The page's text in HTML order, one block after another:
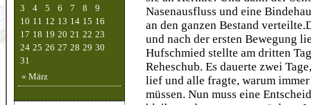
3
4 5 6 7 8
9
10 11 12 13 14 15 16
17 18 19 20 21 22 23
24 25 26 27 28 29 30
31
« März
Nasenausfluss und eine
an den ganzen Bestand
und nach der ersten Bewegung
Hufschmied stellte am dritten
Reheschub. Es dauerte zwei
lief und alle fragte, warum
müssen. Nun muss eine